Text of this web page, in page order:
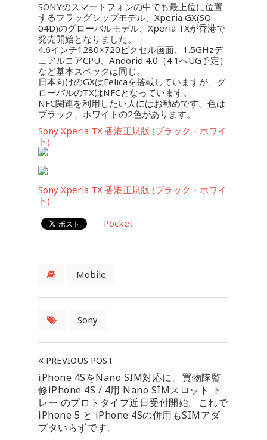
SONYのスマートフォンの中でも最上位に位置
するフラッグシップモデル、Xperia GX(SO-
04D)のグローバルモデル、Xperia TXが香港で
発売開始となりました。
4.6インチ1280×720ピクセル画面、1.5GHzデ
ュアルコアCPU、Andorid 4.0（4.1へUG予定）
など基本スペックは同じ。
日本向けのGXはFelicaを搭載していますが、グ
ローバルのTXはNFCとなっています。
NFC関連を利用したい人にはお勧めです。色は
ブラック、ホワイトの2色があります。
Sony Xperia TX 香港正規版 (ブラック・ホワイ
ト)
Sony Xperia TX 香港正規版 (ブラック・ホワイ
ト)
Pocket
Mobile
Sony
PREVIOUS POST
iPhone 4SをNano SIM対応に。買物隊監
修iPhone 4S / 4用 Nano SIMスロット ト
レー のプロトタイプ近日受付開始。これで
iPhone 5 と iPhone 4Sの併用もSIMアダ
プタいらずです。